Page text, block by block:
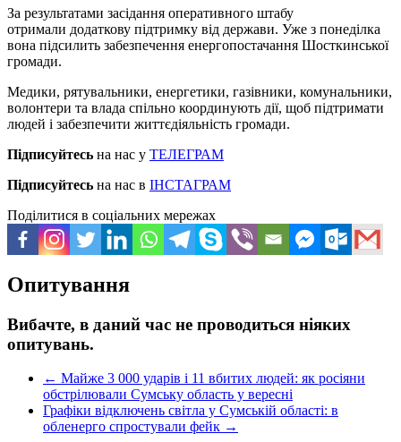
За результатами засідання оперативного штабу
отримали додаткову підтримку від держави. Уже з понеділка
вона підсилить забезпечення енергопостачання Шосткинської
громади.
Медики, рятувальники, енергетики, газівники, комунальники,
волонтери та влада спільно координують дії, щоб підтримати
людей і забезпечити життєдіяльність громади.
Підписуйтесь на нас у ТЕЛЕГРАМ
Підписуйтесь на нас в ІНСТАГРАМ
Поділитися в соціальних мережах
Опитування
Вибачте, в даний час не проводиться ніяких
опитувань.
← Майже 3 000 ударів і 11 вбитих людей: як росіяни
обстрілювали Сумську область у вересні
Графіки відключень світла у Сумській області: в
обленерго спростували фейк →